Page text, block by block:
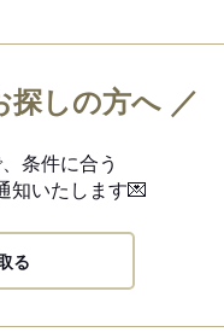
探しの方へ ／
条件に合う
知いたします💌
る